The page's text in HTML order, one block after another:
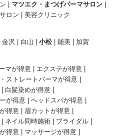
マツエク・まつげパーマサロン
ロン 美容クリニック
金沢 白山 小松 能美 加賀
マが得意
エクステが得意
ストレートパーマが得意
白髪染めが得意
が得意
ヘッドスパが得意
得意
眉カットが得意
ネイル同時施術
ブライダル
得意
マッサージが得意